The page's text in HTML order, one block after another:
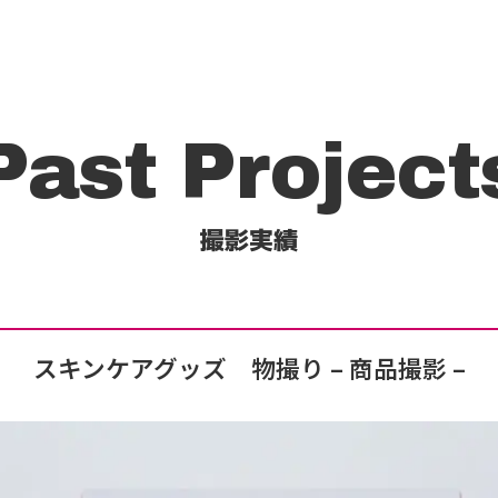
撮影実績
スキンケアグッズ 物撮り – 商品撮影 –